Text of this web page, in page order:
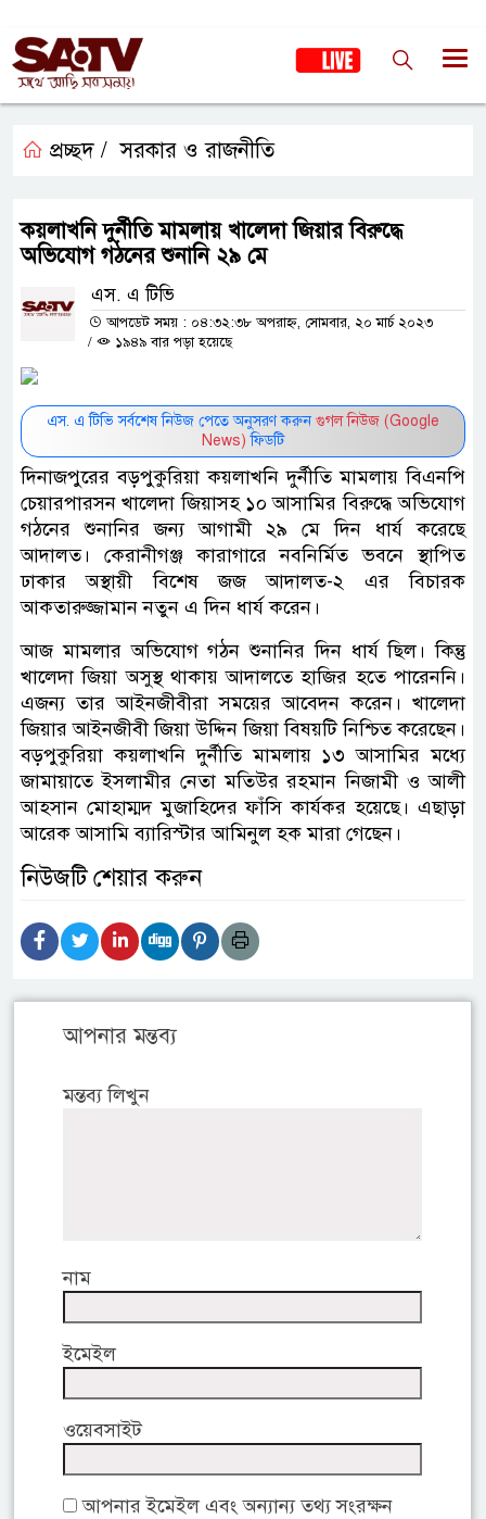
প্রচ্ছদ / সরকার ও রাজনীতি
কয়লাখনি দুর্নীতি মামলায় খালেদা জিয়ার বিরুদ্ধে
অভিযোগ গঠনের শুনানি ২৯ মে
এস. এ টিভি
আপডেট সময় : ০৪:৩২:৩৮ অপরাহ্ন, সোমবার, ২০ মার্চ ২০২৩
/
১৯৪৯ বার পড়া হয়েছে
এস. এ টিভি সর্বশেষ নিউজ পেতে অনুসরণ করুন গুগল নিউজ (Google
News) ফিডটি
দিনাজপুরের বড়পুকুরিয়া কয়লাখনি দুর্নীতি মামলায় বিএনপি
চেয়ারপারসন খালেদা জিয়াসহ ১০ আসামির বিরুদ্ধে অভিযোগ
গঠনের শুনানির জন্য আগামী ২৯ মে দিন ধার্য করেছে
আদালত। কেরানীগঞ্জ কারাগারে নবনির্মিত ভবনে স্থাপিত
ঢাকার অস্থায়ী বিশেষ জজ আদালত-২ এর বিচারক
আকতারুজ্জামান নতুন এ দিন ধার্য করেন।
আজ মামলার অভিযোগ গঠন শুনানির দিন ধার্য ছিল। কিন্তু
খালেদা জিয়া অসুস্থ থাকায় আদালতে হাজির হতে পারেননি।
এজন্য তার আইনজীবীরা সময়ের আবেদন করেন। খালেদা
জিয়ার আইনজীবী জিয়া উদ্দিন জিয়া বিষয়টি নিশ্চিত করেছেন।
বড়পুকুরিয়া কয়লাখনি দুর্নীতি মামলায় ১৩ আসামির মধ্যে
জামায়াতে ইসলামীর নেতা মতিউর রহমান নিজামী ও আলী
আহসান মোহাম্মদ মুজাহিদের ফাঁসি কার্যকর হয়েছে। এছাড়া
আরেক আসামি ব্যারিস্টার আমিনুল হক মারা গেছেন।
নিউজটি শেয়ার করুন
আপনার মন্তব্য
মন্তব্য লিখুন
নাম
ইমেইল
ওয়েবসাইট
আপনার ইমেইল এবং অন্যান্য তথ্য সংরক্ষন